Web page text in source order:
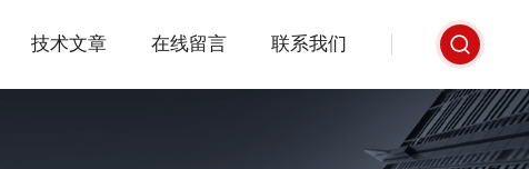
技术文章 在线留言 联系我们